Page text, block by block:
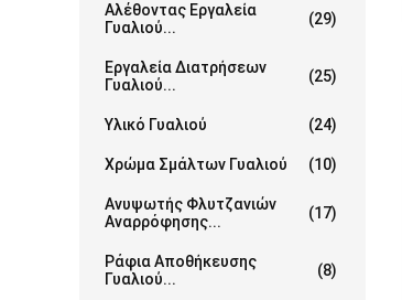
Αλέθοντας Εργαλεία
Γυαλιού...
(29)
Εργαλεία Διατρήσεων
Γυαλιού...
(25)
Υλικό Γυαλιού (24)
Χρώμα Σμάλτων Γυαλιού (10)
Ανυψωτής Φλυτζανιών
Αναρρόφησης...
(17)
Ράφια Αποθήκευσης
Γυαλιού...
(8)